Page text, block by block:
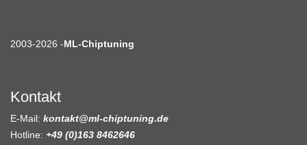
2003-2026 -ML-Chiptuning
Kontakt
E-Mail: kontakt@ml-chiptuning.de
Hotline: +49 (0)163 8462646